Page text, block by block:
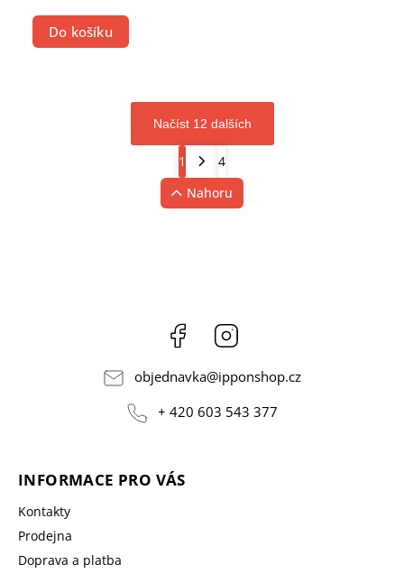
Do košíku
Načíst 12 dalších
1
4
Nahoru
Facebook
objednavka@ipponshop.cz
+ 420 603 543 377
INFORMACE PRO VÁS
Kontakty
Prodejna
Doprava a platba